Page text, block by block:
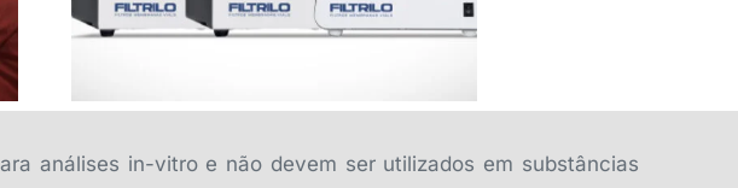
análises in-vitro e não devem ser utilizados em substâncias